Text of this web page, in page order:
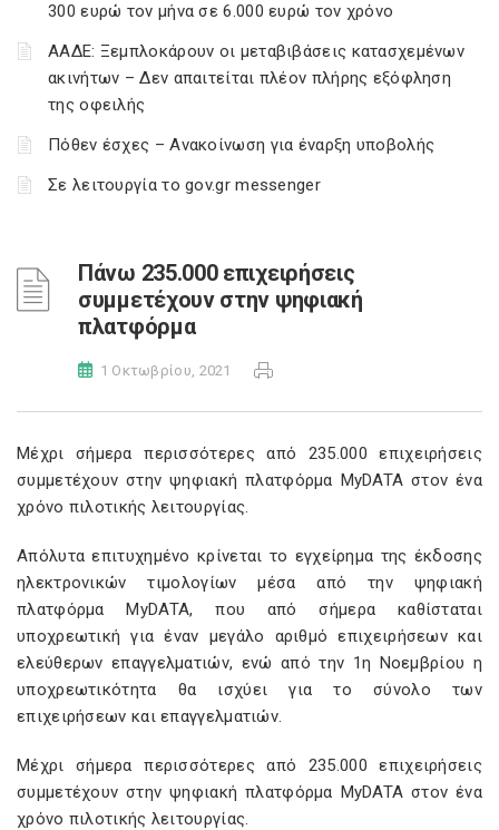
300 ευρώ τον μήνα σε 6.000 ευρώ τον χρόνο
ΑΑΔΕ: Ξεμπλοκάρουν οι μεταβιβάσεις κατασχεμένων
ακινήτων – Δεν απαιτείται πλέον πλήρης εξόφληση
της οφειλής
Πόθεν έσχες – Ανακοίνωση για έναρξη υποβολής
Σε λειτουργία το gov.gr messenger
Πάνω 235.000 επιχειρήσεις
συμμετέχουν στην ψηφιακή
πλατφόρμα
1 Οκτωβρίου, 2021
Μέχρι σήμερα περισσότερες από 235.000 επιχειρήσεις
συμμετέχουν στην ψηφιακή πλατφόρμα MyDATA στον ένα
χρόνο πιλοτικής λειτουργίας.
Απόλυτα επιτυχημένο κρίνεται το εγχείρημα της έκδοσης
ηλεκτρονικών τιμολογίων μέσα από την ψηφιακή
πλατφόρμα MyDATA, που από σήμερα καθίσταται
υποχρεωτική για έναν μεγάλο αριθμό επιχειρήσεων και
ελεύθερων επαγγελματιών, ενώ από την 1η Νοεμβρίου η
υποχρεωτικότητα θα ισχύει για το σύνολο των
επιχειρήσεων και επαγγελματιών.
Μέχρι σήμερα περισσότερες από 235.000 επιχειρήσεις
συμμετέχουν στην ψηφιακή πλατφόρμα MyDATA στον ένα
χρόνο πιλοτικής λειτουργίας.